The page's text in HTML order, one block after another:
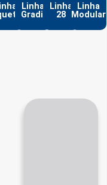
Linha
Gradil
Linha
28
Linha
Modular